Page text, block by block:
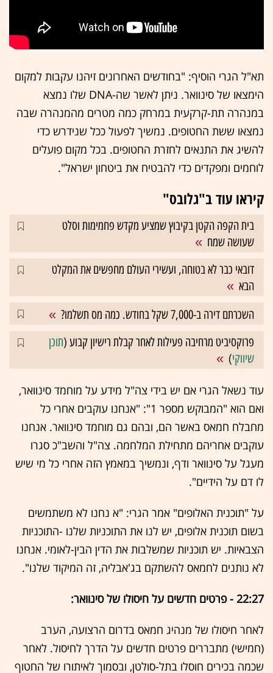
תא"ל הגרי הוסיף: "בחודשים האחרונים זיהנו עקבות למקום
הימצאו של סינוואר. ניתן לאשר שה-DNA שלו נמצא
במנהרה תת-קרקעית במרחק כמה מטרים מהמנהרה שבה
נמצאו ששת החטופים. נמשיך לפעול ככל שנידרש כדי
להשיג את התנאים לחזרת החטופים. בכל מקום פועלים
לוחמים ומפקדים כדי להבטיח את ביטחון ישראל".
קיראו עוד ב"גלובס"
בית הקפה הקטן בקיבוץ שמציע מקדש פחמימות וסלט
שעושה שמח
דובאי כבר לא בטוחה, ועשירי העולם מחפשים את המקלט
הבא
השכרתם דירה ב-7,000 שקל בחודש. כמה מס תשלמו?
פרוקסיביט מרחיבה פעילות לאחר קבלת רישיון קבוע (תוכן
שיווקי)
עוד נשאל הגרי אם יש בידי צה"ל מידע על מוחמד סינוואר,
ואם הוא "המבוקש מספר 1": "אנחנו עוקבים אחרי כל
מחבלח חמאס באשר הם, ובהם גם מוחמד סינוואר. אנחנו
עוקבים אחריהם מתחילת המלחמה. צה"ל והשב"כ סגרו
מעגל על סינוואר ודף, ונמשיך במאמץ הזה אחרי כל מי שיש
לו דם על הידיים".
על "תוכנית האלופים" אמר הגרי: "א נחנו לא משתמשים
בשום תוכנית אלופים, יש לנו את התוכניות שלנו -התוכניות
הצבאיות. יש תוכניות שמשלבות את הדין הבין-לאומי. אנחנו
לא נותנים לחמאס להשתקם בג'אבליה, זה המיקוד שלנו".
22:27 - פרטים חדשים על חיסולו של סינוואר:
לאחר חיסולו של מנהיג חמאס בדרום הרצועה, הערב
(חמישי) מתבררים פרטים חדשים על הדרך לחיסול. לאחר
שכמה בכירים חוסלו בתל-סולטן, ובסמוך לאיתורו של החטוף